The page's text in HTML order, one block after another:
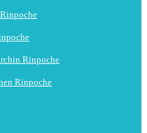
Rinpoche
Rinpoche